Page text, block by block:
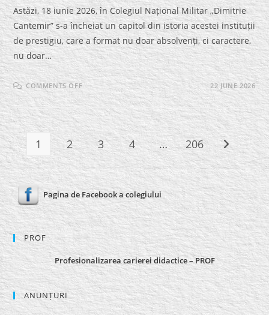
Astăzi, 18 iunie 2026, în Colegiul Național Militar „Dimitrie
Cantemir” s-a încheiat un capitol din istoria acestei instituții
de prestigiu, care a format nu doar absolvenți, ci caractere,
nu doar…
COMMENTS OFFON
EXCELENȚĂ,
TRADIȚIE
ȘI
RECUNOȘTINȚĂ
LA
FINAL
DE
AN
ȘCOLAR
22 JUNE 2026
1 2 3 4 … 206 Go to the
Pagina de Facebook a colegiului
PROF
Profesionalizarea carierei didactice – PROF
ANUNȚURI